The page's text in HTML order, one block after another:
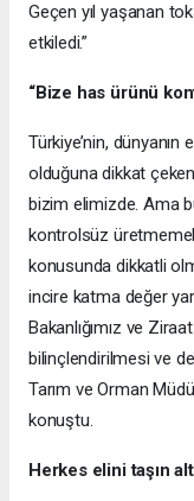
Geçen yıl yaşanan
etkiledi.”
“Bize has ürünü
Türkiye’nin, dünyanın
olduğuna dikkat
bizim elimizde. Ama
kontrolsüz
konusunda dikkatli
incire katma değer
Bakanlığımız ve
bilinçlendirilmesi ve
Tarım ve Orman
konuştu.
Herkes elini taşın